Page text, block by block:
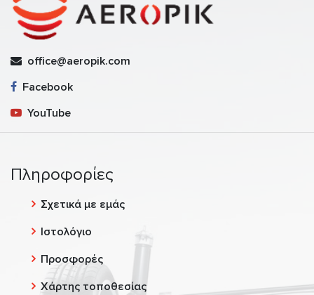
office@aeropik.com
Facebook
YouTube
Πληροφορίες
Σχετικά με εμάς
Ιστολόγιο
Προσφορές
Χάρτης τοποθεσίας